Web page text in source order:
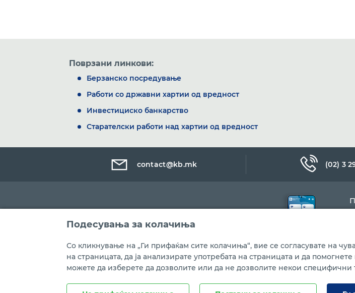
Поврзани линкови:
Берзанско посредување
Работи со државни хартии од вредност
Инвестициско банкарство
Старателски работи над хартии од вредност
contact@kb.mk (02) 3
Правни напомени Политика на приватност Политика за колачиња
Подесувања за колачиња
Со кликнување на „Ги прифаќам сите колачиња“, вие се согласувате на
на страницата, да ја анализирате употребата на страницата и да
можете да изберете да дозволите или да не дозволите некои специфични